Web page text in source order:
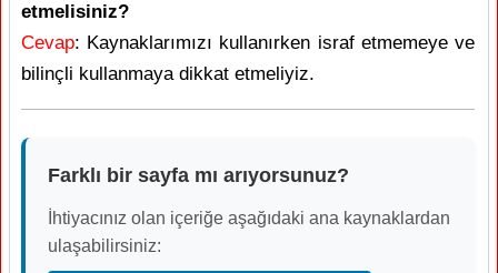
etmelisiniz?
Cevap: Kaynaklarımızı kullanırken israf etmemeye ve
bilinçli kullanmaya dikkat etmeliyiz.
Farklı bir sayfa mı arıyorsunuz?
İhtiyacınız olan içeriğe aşağıdaki ana kaynaklardan
ulaşabilirsiniz: